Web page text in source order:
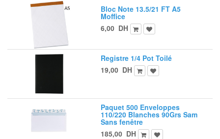
Bloc Note 13.5/21 FT A5
Moffice
6,00 DH
Registre 1/4 Pot Toilé
19,00 DH
Paquet 500 Enveloppes
110/220 Blanches 90Grs Sam
Sans fenêtre
185,00 DH